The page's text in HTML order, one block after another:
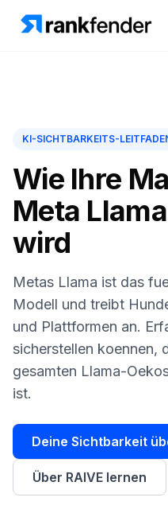
ÜBERWACHEN
RAIVE
Engine
Wettbewerber-
Tracking
Keyword-
Intelligenz
HANDELN
RAISA
Assistant
Integrationen
Lösungen
Ressourcen
Kostenlose
Preise
Demo
buchen
KI-SICHTBARKEITS-
Wie Ihre
Meta
wird
Metas Llama ist das
Modell und treibt
und Plattformen an.
sicherstellen koennen,
gesamten Llama-
ist.
Deine Sichtbarkeit
Über RAIVE lernen